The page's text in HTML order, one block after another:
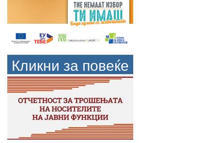
Кликни за повеќе